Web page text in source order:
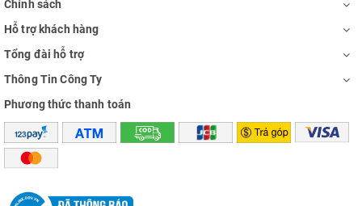
Chính sách
Hỗ trợ khách hàng
Tổng đài hỗ trợ
Thông Tin Công Ty
Phương thức thanh toán